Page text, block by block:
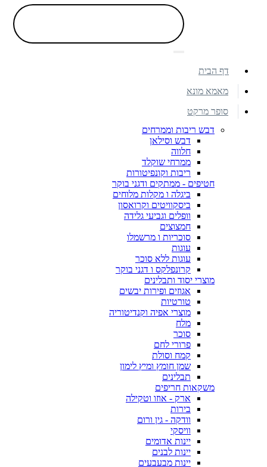
דף הבית
מאמא מונא
סופר מרקט
דבש ריבות וממרחים
דבש וסילאן
חלווה
ממרחי שוקלד
ריבות וקונפיטורות
חטיפים - ממתקים ודגני בוקר
ביגלה ו מקלות מלוחים
ביסקוויטים וקרואסון
וופלים וגביעי גלידה
חמצוצים
סוכריות ו מרשמלו
עוגות
עוגות ללא סוכר
קרונפלקס ו דגני בוקר
מוצרי יסוד ותבלינים
אגוזים ופירות יבשים
טורטיות
מוצרי אפיה וקנדיטוריה
מלח
סוכר
פרורי לחם
קמח וסולת
שמן חומץ ומיץ לימון
תבלינים
משקאות חריפים
ארק - אוזו וטקילה
בירות
וודקה - גין ורום
וויסקי
יינות אדומים
יינות לבנים
יינות מבעבעים